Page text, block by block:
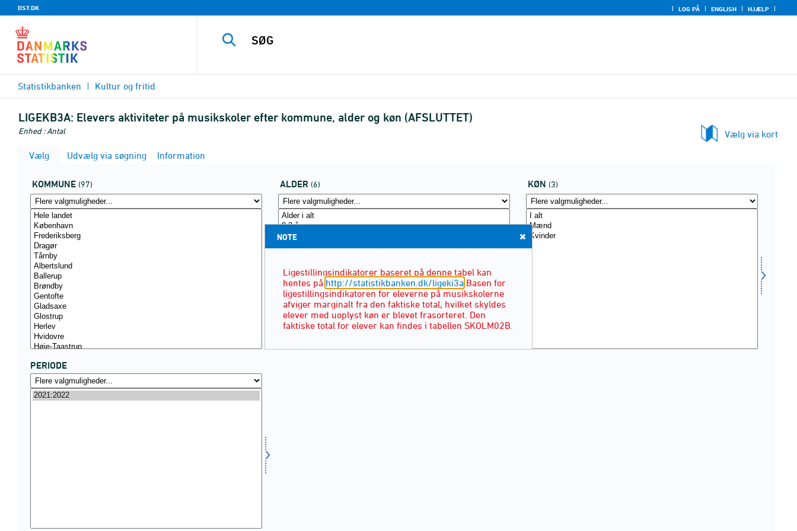
DST.DK LOG PÅ ENGLISH HJÆLP
Statistikbanken Kultur og fritid
LIGEKB3A: Elevers aktiviteter på musikskoler efter kommune, alder og køn (AFSLUTTET)
Enhed : Antal
Vælg via kort
Vælg
Udvælg via søgning Information
KOMMUNE (97) ALDER (6) KØN (3)
PERIODE
NOTE
Ligestillingsindikatorer baseret på denne tabel kan
hentes på http://statistikbanken.dk/ligeki3a Basen for
ligestillingsindikatoren for eleverne på musikskolerne
afviger marginalt fra den faktiske total, hvilket skyldes
elever med uoplyst køn er blevet frasorteret. Den
faktiske total for elever kan findes i tabellen SKOLM02B.